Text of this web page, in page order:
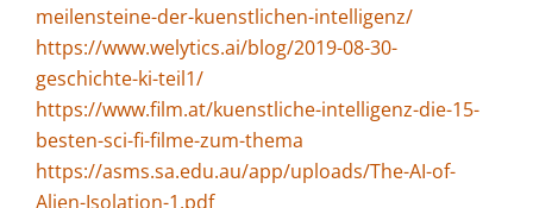
meilensteine-der-kuenstlichen-intelligenz/
https://www.welytics.ai/blog/2019-08-30-
geschichte-ki-teil1/
https://www.film.at/kuenstliche-intelligenz-die-15-
besten-sci-fi-filme-zum-thema
https://asms.sa.edu.au/app/uploads/The-AI-of-
Alien-Isolation-1.pdf